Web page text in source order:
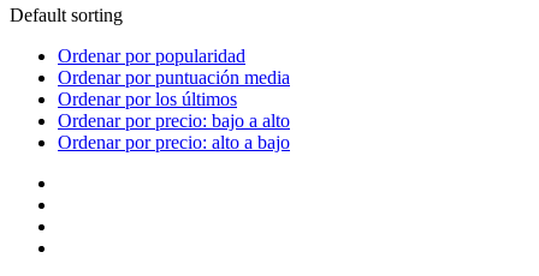
Default sorting
Ordenar por popularidad
Ordenar por puntuación media
Ordenar por los últimos
Ordenar por precio: bajo a alto
Ordenar por precio: alto a bajo